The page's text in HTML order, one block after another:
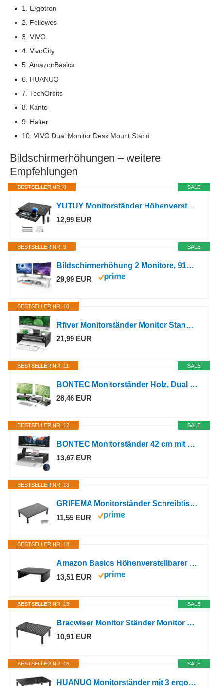
1. Ergotron
2. Fellowes
3. VIVO
4. VivoCity
5. AmazonBasics
6. HUANUO
7. TechOrbits
8. Kanto
9. Halter
10. VIVO Dual Monitor Desk Mount Stand
Bildschirmerhöhungen – weitere
Empfehlungen
SALE
BESTSELLER NR. 8
YUTUY Monitorständer Höhenverstellbarer,Monitor Ständer Monitor Erhöhung Schreibtisch 3 Höhenverstellbare Bildschirmerhöhung,Computerständer mit Gitterlochplattform,Laptop,Drucker bis 30kg
12,99 EUR
SALE
BESTSELLER NR. 9
Bildschirmerhöhung 2 Monitore, 91x26cm Monitor Erhöhung Schreibtisch Monitorständer Weiß Computer Monitor Stand, Monitor Riser TV PC Bildschirm Computer Ständer
29,99 EUR
BESTSELLER NR. 10
Rfiver Monitorständer Monitor Stand Bildschirmerhöhung - Holz Unterbau Bildschirm Laptop Ständer Tisch Erhöhung für PC Notebook Drucker 425 mm Schwarz
21,99 EUR
SALE
BESTSELLER NR. 11
BONTEC Monitorständer Holz, Dual Monitor Stand Riser mit Handyhalter, Verstellbare Länge und Schwenkwinkel, Ergonomischer Monitorständer für 2 Monitore, Für Büro und Heimarbeit
28,46 EUR
SALE
BESTSELLER NR. 12
BONTEC Monitorständer 42 cm mit Handyhalter für Laptop und Drucker, Schwarz
13,67 EUR
BESTSELLER NR. 13
GRIFEMA Monitorständer Schreibtisch, 3 Höhenverstellbare Bildschirmerhöhung
11,55 EUR
BESTSELLER NR. 14
Amazon Basics Höhenverstellbarer Monitorständer mit Organizer, 3-stufiges Stapelbares Design, ABS-Kunststoff, Trägt bis zu 10,0kg, für Monitore & Laptops, Schwarz
13,51 EUR
SALE
BESTSELLER NR. 15
Bracwiser Monitor Ständer Monitor Erhöhung Schreibtisch 3 Höhenverstellbare Bildschirmerhöhung mit Gitterlochplattform für Laptop, Computer, PC, Drucker, Beamer bis zu 20 kg Monitorständer Schwarz
10,91 EUR
SALE
BESTSELLER NR. 16
HUANUO Monitorständer mit 3 ergonomischen Höhen, verstellbar, mit belüfteter Lochplattform für Monitor, Laptop, Drucker (2 Packungen)